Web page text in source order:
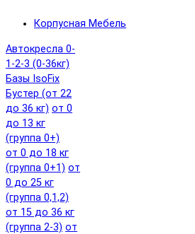
Корпусная Мебель
Автокресла 0-
1-2-3 (0-36кг)
Базы IsoFix
Бустер (от 22
до 36 кг) от 0
до 13 кг
(группа 0+)
от 0 до 18 кг
(группа 0+1) от
0 до 25 кг
(группа 0,1,2)
от 15 до 36 кг
(группа 2-3) от